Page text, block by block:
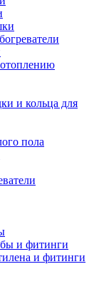
и кольца для
пола
и фитинги
и фитинги